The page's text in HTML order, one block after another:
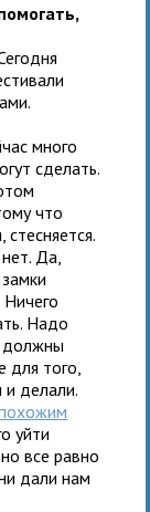
много
сделать.
что
Да,
Надо
должны
того,
делали.
уйти
все равно
дали нам